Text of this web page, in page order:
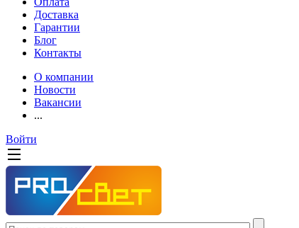
Доставка
Гарантии
Блог
Контакты
О компании
Новости
Вакансии
...
Войти